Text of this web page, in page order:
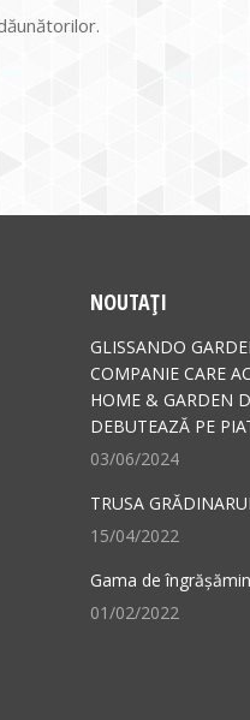
NOUTAȚI
GLISSANDO
COMPANIE CARE
HOME & GARDEN
DEBUTEAZĂ PE
03/06/2024
TRUSA
15/04/2022
Gama de
01/02/2022